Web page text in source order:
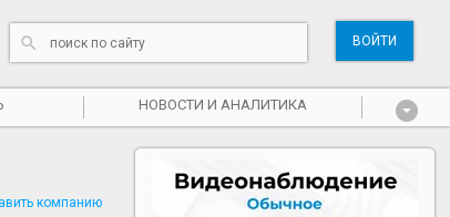
ВОЙТИ
НОВОСТИ И АНАЛИТИКА
компанию